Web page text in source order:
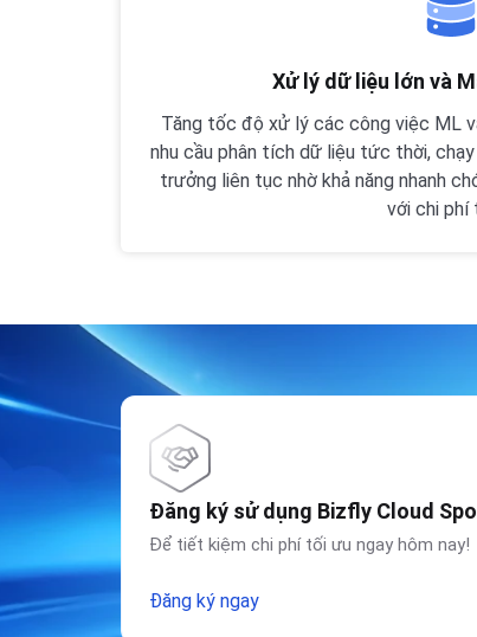
Xử lý dữ liệu lớn và
Tăng tốc độ xử lý các công việc ML
nhu cầu phân tích dữ liệu tức thời,
trưởng liên tục nhờ khả năng nhanh
với chi phí
Đăng ký sử dụng Bizfly Cloud
Để tiết kiệm chi phí tối ưu ngay hôm nay!
Đăng ký ngay